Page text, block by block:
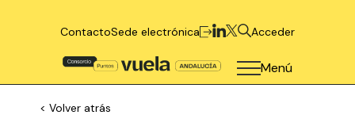
ContactoSede electrónica Acceder
Menú
< Volver atrás